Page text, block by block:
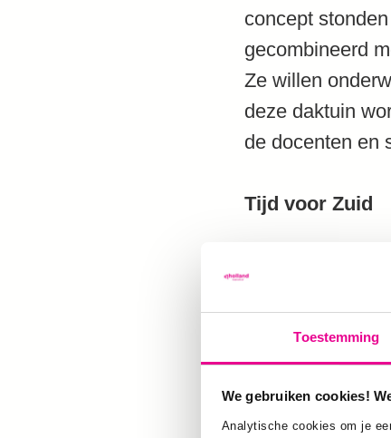
Toestemming
We gebruiken cookies!
Analytische cookies om je
concept
gecombineerd
Ze willen
deze daktuin
de docenten en
Tijd voor Zuid
Deze groep
aandacht trok
ene kant kun je
ruimte
minder vervuilt.
Bovendien